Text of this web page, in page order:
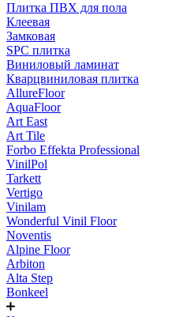
Плитка ПВХ для пола
Клеевая
Замковая
SPC плитка
Виниловый ламинат
Кварцвиниловая плитка
AllureFloor
AquaFloor
Art East
Art Tile
Forbo Effekta Professional
VinilPol
Tarkett
Vertigo
Vinilam
Wonderful Vinil Floor
Noventis
Alpine Floor
Arbiton
Alta Step
Bonkeel